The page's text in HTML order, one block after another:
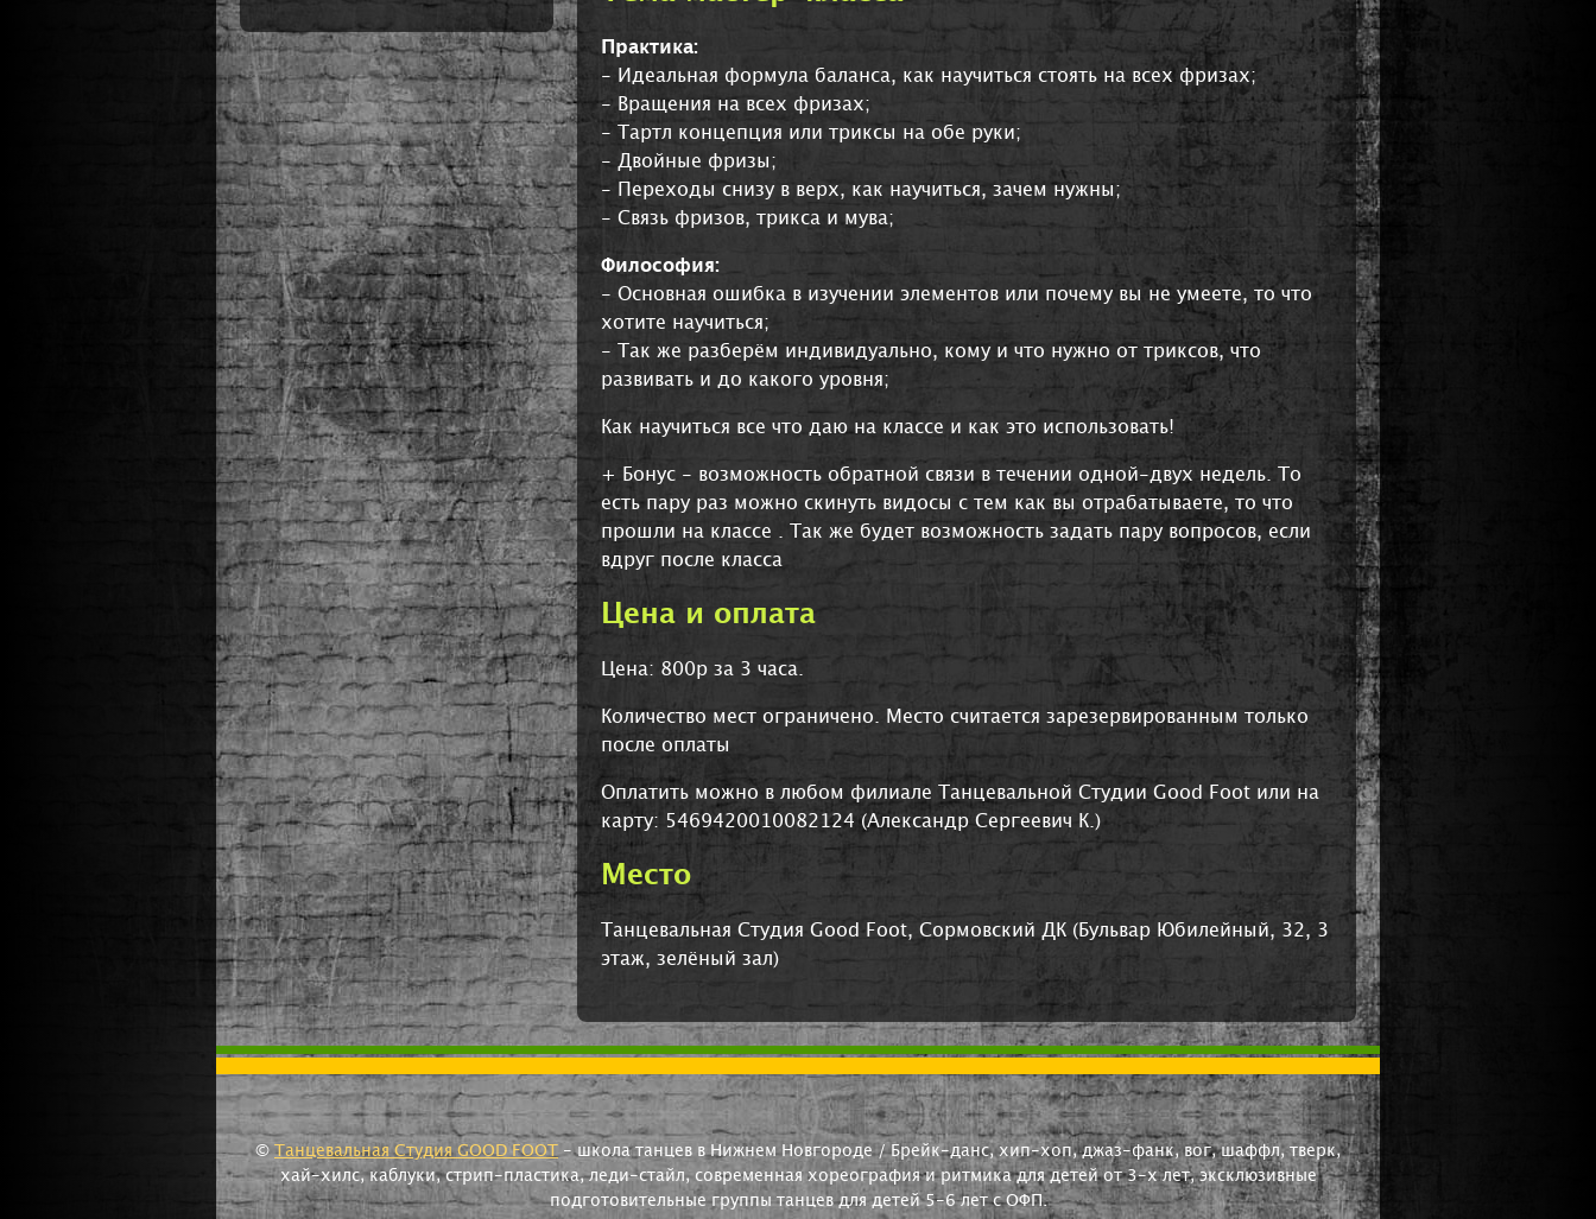
Практика:
- Идеальная формула баланса, как научиться стоять на всех фризах;
- Вращения на всех фризах;
- Тартл концепция или триксы на обе руки;
- Двойные фризы;
- Переходы снизу в верх, как научиться, зачем нужны;
- Связь фризов, трикса и мува;
Философия:
- Основная ошибка в изучении элементов или почему вы не умеете, то что
хотите научиться;
- Так же разберём индивидуально, кому и что нужно от триксов, что
развивать и до какого уровня;
Как научиться все что даю на классе и как это использовать!
+ Бонус - возможность обратной связи в течении одной-двух недель. То
есть пару раз можно скинуть видосы с тем как вы отрабатываете, то что
прошли на классе . Так же будет возможность задать пару вопросов, если
вдруг после класса
Цена и оплата
Цена: 800р за 3 часа.
Количество мест ограничено. Место считается зарезервированным только
после оплаты
Оплатить можно в любом филиале Танцевальной Студии Good Foot или на
карту: 5469420010082124 (Александр Сергеевич К.)
Место
Танцевальная Студия Good Foot, Сормовский ДК (Бульвар Юбилейный, 32, 3
этаж, зелёный зал)
© Танцевальная Студия GOOD FOOT
- школа танцев в Нижнем Новгороде / Брейк-данс, хип-хоп, джаз-фанк, вог, шаффл, тверк,
хай-хилс, каблуки, стрип-пластика, леди-стайл, современная хореография и ритмика для детей от 3-х лет, эксклюзивные
подготовительные группы танцев для детей 5-6 лет с ОФП.